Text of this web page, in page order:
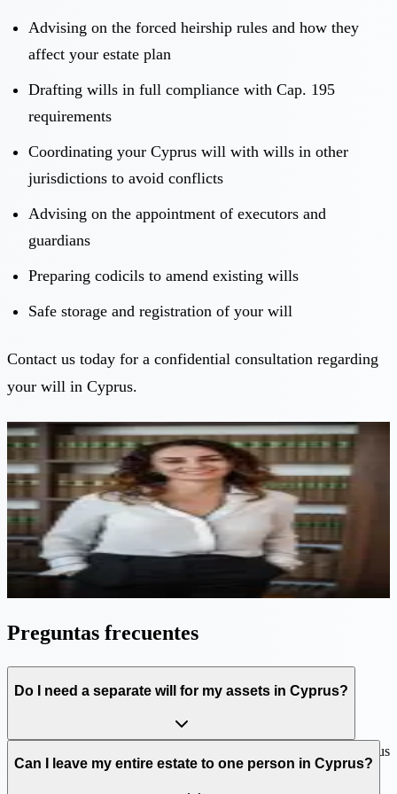
Advising on the forced heirship rules and how they
affect your estate plan
Drafting wills in full compliance with Cap. 195
requirements
Coordinating your Cyprus will with wills in other
jurisdictions to avoid conflicts
Advising on the appointment of executors and
guardians
Preparing codicils to amend existing wills
Safe storage and registration of your will
Contact us today for a confidential consultation regarding
your will in Cyprus.
Orientación experta
¿Tiene alguna pregunta sobre este servicio? Hable
directamente con un socio senior.
Reserve una consulta gratuita
Preguntas frecuentes
Do I need a separate will for my assets in Cyprus?
Yes, we strongly recommend a separate Cyprus will for your Cyprus
assets, even if you already have a will in your home country. A
Can I leave my entire estate to one person in Cyprus?